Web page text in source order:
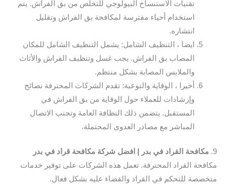
تقنيات الاستنساخ البيولوجي للتخلص من بق الفراش. يتم
استخدام أحياء مفترسة لمكافحة بق الفراش وتقليل
انتشاره.
ايضا ، التنظيف الشامل: يشمل التنظيف الشامل للمكان
المصاب بق الفراش. يجب غسل وتنظيف الفراش والأثاث
والملابس المصابة بشكل منتظم.
أخيرا ، الوقاية والتوعية: تقدم الشركات المحترفة نصائح
وإرشادات للعملاء حول الوقاية من بق الفراش في
المستقبل. يتضمن ذلك النظافة العامة وتجنب الاتصال
المباشر مع مصادر العدوى المحتملة.
9. مكافحة القراد في بدر | افضل شركة مكافحة قراد في بدر
مكافحة القراد المحترفة. تعمل هذه الشركات على توفير خدمات
متخصصة للتحكم في القراد والقضاء عليه بشكل فعال.